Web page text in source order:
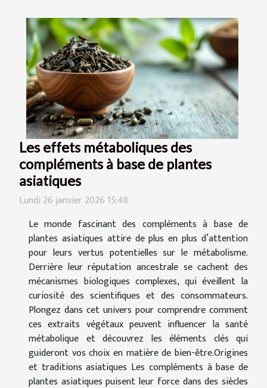
Les effets métaboliques des
compléments à base de plantes
asiatiques
Lundi 26 janvier 2026 15:48
Le monde fascinant des compléments à base de
plantes asiatiques attire de plus en plus d’attention
pour leurs vertus potentielles sur le métabolisme.
Derrière leur réputation ancestrale se cachent des
mécanismes biologiques complexes, qui éveillent la
curiosité des scientifiques et des consommateurs.
Plongez dans cet univers pour comprendre comment
ces extraits végétaux peuvent influencer la santé
métabolique et découvrez les éléments clés qui
guideront vos choix en matière de bien-être.Origines
et traditions asiatiques Les compléments à base de
plantes asiatiques puisent leur force dans des siècles